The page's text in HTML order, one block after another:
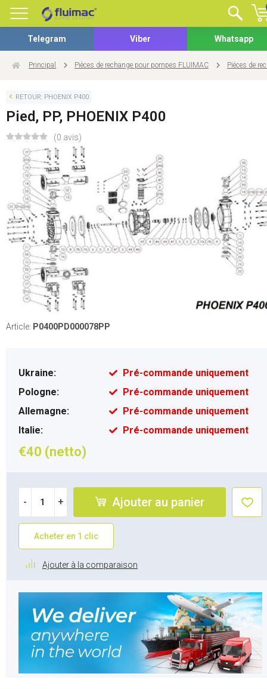
Telegram Viber Whatsapp
Principal Pièces de rechange pour pompes FLUIMAC Pièces de
RETOUR: PHOENIX P400
Pied, PP, PHOENIX P400
(0 avis)
Article: P0400PD000078PP
Ukraine:
Pré-commande uniquement
Pologne:
Pré-commande uniquement
Allemagne:
Pré-commande uniquement
Italie:
Pré-commande uniquement
€40 (netto)
- + Ajouter au panier
Acheter en 1 clic
Ajouter à la comparaison